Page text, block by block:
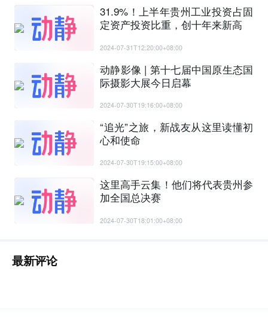
31.9%！上半年贵州工业投资占固
定资产投资比重，创十年来新高
2024-07-31T12:20:00+08:00
动静影像 | 第十七届中国原生态国
际摄影大展今日启幕
2024-07-30T19:16:00+08:00
“追光”之旅，新战友从这里读懂初
心和使命
2024-07-30T19:15:00+08:00
这里高手云集！他们将代表贵州参
加全国总决赛
2024-07-30T18:01:00+08:00
最新评论